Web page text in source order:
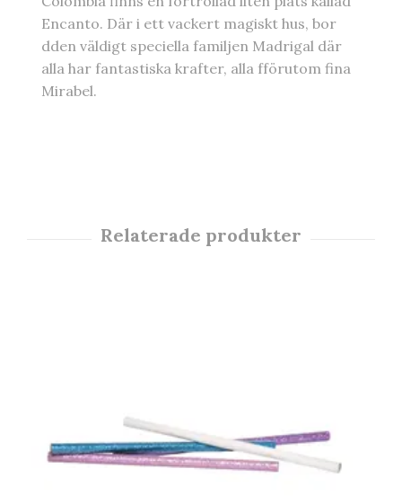
Encanto. Där i ett vackert magiskt hus, bor
dden väldigt speciella familjen Madrigal där
alla har fantastiska krafter, alla fförutom fina
Mirabel.